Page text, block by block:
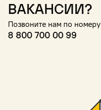
вакансии?
Позвоните нам по номеру
8 800 700 00 99